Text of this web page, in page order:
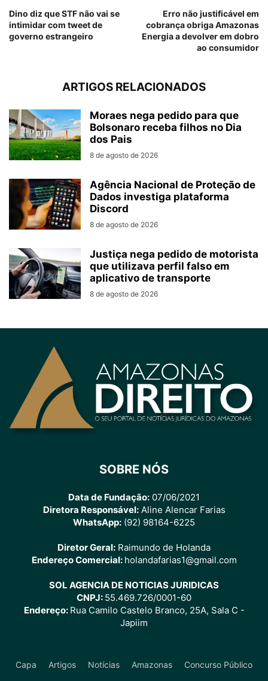
Dino diz que STF não vai se
intimidar com tweet de
governo estrangeiro
Erro não justificável em
cobrança obriga Amazonas
Energia a devolver em dobro
ao consumidor
ARTIGOS RELACIONADOS
Moraes nega pedido para que
Bolsonaro receba filhos no Dia
dos Pais
8 de agosto de 2026
Agência Nacional de Proteção de
Dados investiga plataforma
Discord
8 de agosto de 2026
Justiça nega pedido de motorista
que utilizava perfil falso em
aplicativo de transporte
8 de agosto de 2026
SOBRE NÓS
Data de Fundação: 07/06/2021
Diretora Responsável:Aline Alencar Farias
WhatsApp: (92) 98164-6225
Diretor Geral: Raimundo de Holanda
Endereço Comercial: holandafarias1@gmail.com
SOL AGENCIA DE NOTICIAS JURIDICAS
CNPJ: 55.469.726/0001-60
Endereço: Rua Camilo Castelo Branco, 25A, Sala C -
Japiim
Capa Artigos Notícias Amazonas Concurso Público